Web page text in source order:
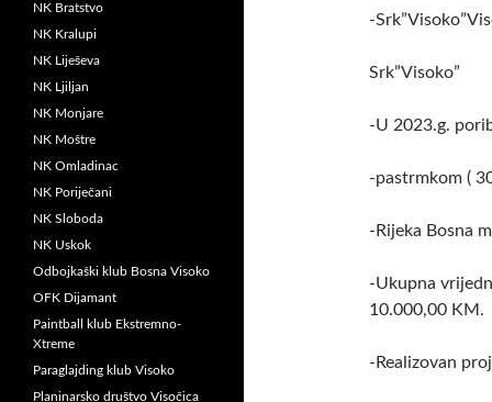
-
Srk”Visoko”
-U 2023.g.
-pastrmkom (
-Rijeka Bosna
-Ukupna
10.000,00 KM.
-Realizovan
NK Bratstvo
NK Kralupi
NK Liješeva
NK Ljiljan
NK Monjare
NK Moštre
NK Omladinac
NK Poriječani
NK Sloboda
NK Uskok
Odbojkaški klub Bosna Visoko
OFK Dijamant
Paintball klub Ekstremno-
Xtreme
Paraglajding klub Visoko
Planinarsko društvo Visočica